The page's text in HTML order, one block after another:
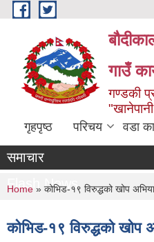
Skip to main content
गाउँ
गण्डकी
गृहपृष्ठ परिचय वडा
समाचार
Flash News
You are here
Home » कोभिड-१९ विरुद्धको खोप
कोभिड-१९ विरुद्धको खोप